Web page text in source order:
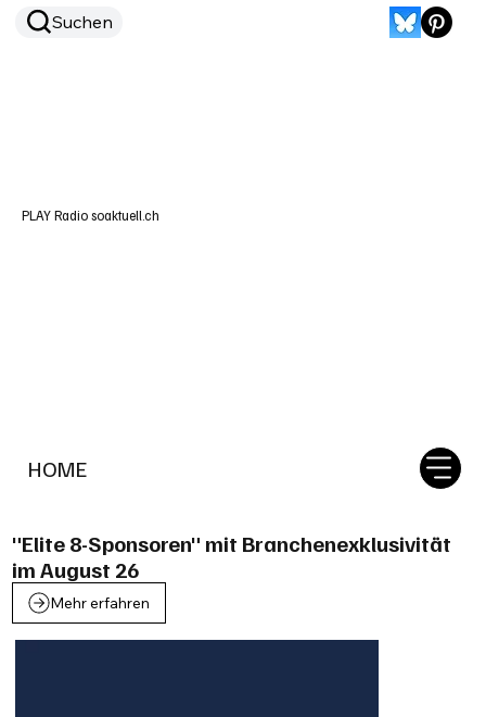
HOME
Suchen
PLAY Radio soaktuell.ch
"Elite 8-Sponsoren" mit Branchenexklusivität
im August 26
Mehr erfahren